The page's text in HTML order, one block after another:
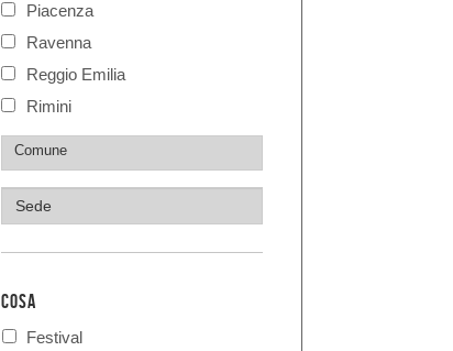
Piacenza
Ravenna
Reggio Emilia
Rimini
COSA
Festival